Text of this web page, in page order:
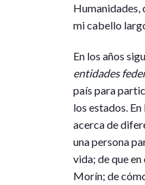
Humanidades,
mi cabello
En los años
entidades
país para
los estados.
acerca de
una persona
vida; de que
Morín; de